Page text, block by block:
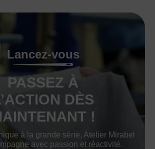
Lancez-vous
PASSEZ À
DÈS
!
à la grande série, Atelier Mirabel
avec passion et réactivité.